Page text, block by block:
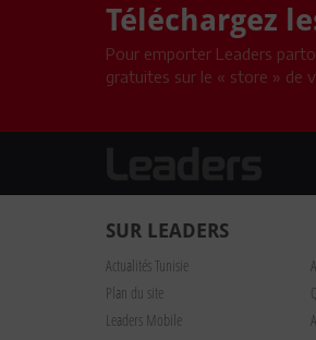
Téléchargez
Pour emporter Leaders
gratuites sur le « store » de
SUR LEADERS
Actualités Tunisie
Plan du site
Leaders Mobile